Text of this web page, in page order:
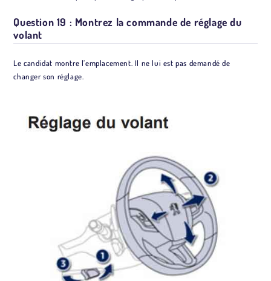
Question 19 : Montrez la commande de réglage du
volant
Le candidat montre l’emplacement. Il ne lui est pas demandé de
changer son réglage.